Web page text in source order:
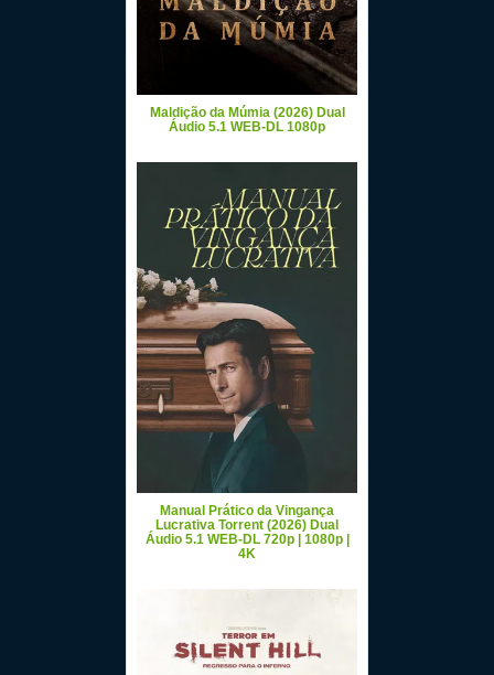
Maldição da Múmia (2026) Dual
Áudio 5.1 WEB-DL 1080p
Manual Prático da Vingança
Lucrativa Torrent (2026) Dual
Áudio 5.1 WEB-DL 720p | 1080p |
4K